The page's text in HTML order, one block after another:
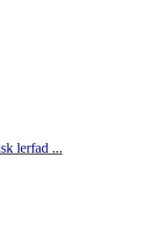
lerfad ...